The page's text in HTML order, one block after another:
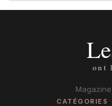
CATÉGORIES